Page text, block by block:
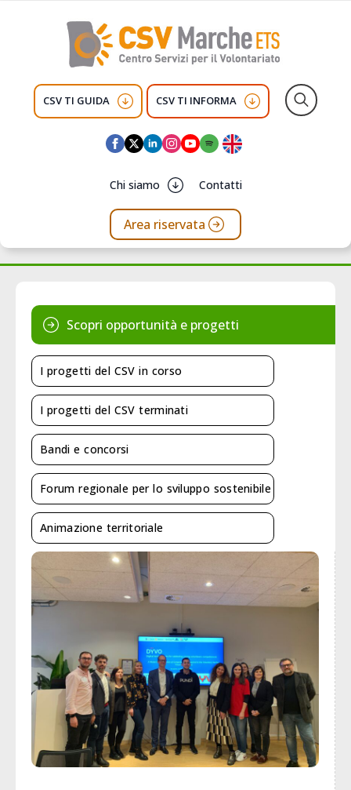
CSV TI GUIDA CSV TI INFORMA
Chi siamo Contatti
Area riservata
Scopri opportunità e progetti
I progetti del CSV in corso
I progetti del CSV terminati
Bandi e concorsi
Forum regionale per lo sviluppo sostenibile
Animazione territoriale